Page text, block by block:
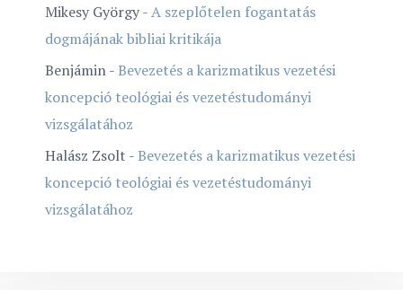
Mikesy György-A szeplőtelen fogantatás
dogmájának bibliai kritikája
Benjámin-Bevezetés a karizmatikus vezetési
koncepció teológiai és vezetéstudományi
vizsgálatához
Halász Zsolt -Bevezetés a karizmatikus vezetési
koncepció teológiai és vezetéstudományi
vizsgálatához